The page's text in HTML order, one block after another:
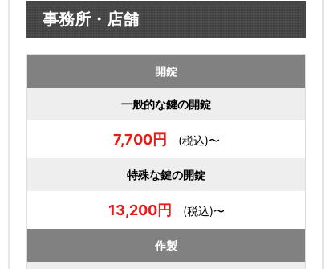
事務所・店舗
開錠
一般的な鍵の開錠
7,700円 (税込)〜
特殊な鍵の開錠
13,200円 (税込)〜
作製